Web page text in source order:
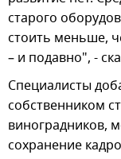
старого
стоить меньше,
– и подавно", -
Специалисты
собственником
виноградников,
сохранение